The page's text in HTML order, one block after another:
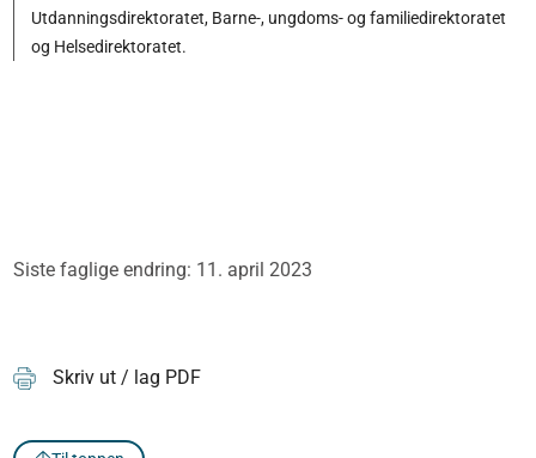
Utdanningsdirektoratet, Barne-, ungdoms- og familiedirektoratet
og Helsedirektoratet.
Siste faglige endring: 11. april 2023
Skriv ut / lag PDF